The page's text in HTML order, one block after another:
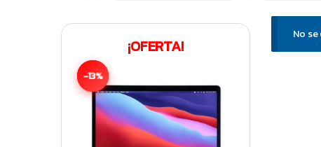
No
¡OFERTA!
-13%